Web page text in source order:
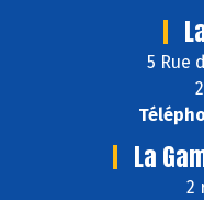
5 Rue
La
2